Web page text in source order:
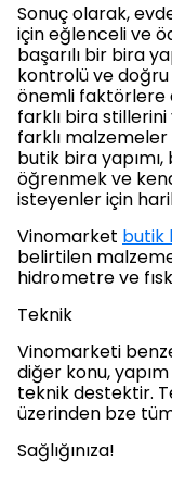
Sonuç olarak,
için eğlenceli ve
başarılı bir bira
kontrolü ve
önemli faktörlere
farklı bira
farklı
butik bira
öğrenmek ve
isteyenler için
Vinomarket butik
belirtilen
hidrometre ve
Teknik
Vinomarketi
diğer konu, yapım
teknik destektir.
üzerinden bze
Sağlığınıza!